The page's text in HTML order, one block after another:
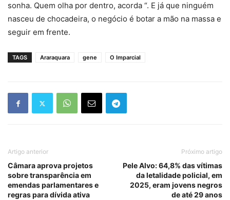
sonha. Quem olha por dentro, acorda “. E já que ninguém
nasceu de chocadeira, o negócio é botar a mão na massa e
seguir em frente.
TAGS Araraquara gene O Imparcial
Artigo anterior
Câmara aprova projetos
sobre transparência em
emendas parlamentares e
regras para dívida ativa
Próximo artigo
Pele Alvo: 64,8% das vítimas
da letalidade policial, em
2025, eram jovens negros
de até 29 anos